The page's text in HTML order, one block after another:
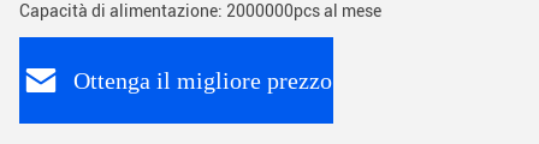
Capacità di alimentazione: 2000000pcs al mese
Ottenga il migliore prezzo